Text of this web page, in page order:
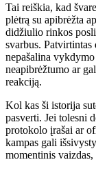
Tai reiškia, kad
plėtrą su apibrėžta
didžiulio rinkos
svarbus. Patvirtintas
nepašalina
neapibrėžtumo ar
reakciją.
Kol kas ši istorija
pasverti. Jei tolesni
protokolo įrašai ar
kampas gali
momentinis